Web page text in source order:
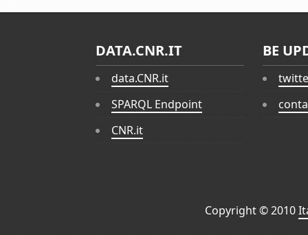
DATA.CNR.IT
data.CNR.it
SPARQL Endpoint
CNR.it
BE
Copyright © 2010